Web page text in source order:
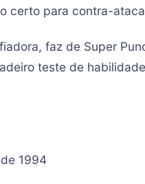
certo para contra-
faz de Super
teste de
1994